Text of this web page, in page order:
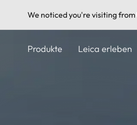
We noticed you're visiting from
Produkte Leica erleben